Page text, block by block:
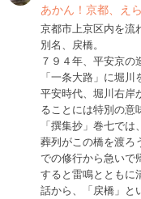
あかん！京都、え
京都市上京区内を流
別名、戻橋。
７９４年、平安京の
「一条大路」に堀川
平安時代、堀川右岸
ることには特別の意
「撰集抄」巻七で
葬列がこの橋を渡ろ
での修行から急いで
すると雷鳴とともに
話から、「戻橋」と